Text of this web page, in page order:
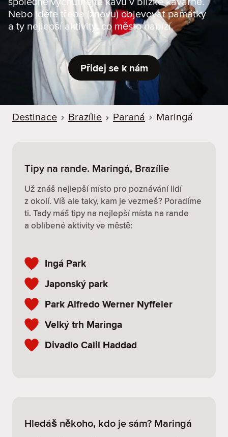
u
společně vychutnejte kávu v blízké kavárně.
Nebo jděte třeba (znovu) objevovat památky
a ty nejlepší aktivity, co město nabízí.
Přidej se k nám
Destinace › Brazílie › Paraná › Maringá
Tipy na rande. Maringá, Brazílie
Už znáš nejlepší místo pro poznávání lidí
z okolí. Víš ale taky, kam je vezmeš? Poradíme
ti. Tady máš tipy na nejlepší místa na rande
a oblíbené aktivity ve městě:
Ingá Park
Japonský park
Park Alfredo Werner Nyffeler
Velký trh Maringa
Divadlo Calil Haddad
Hledáš někoho, kdo je sám? Maringá